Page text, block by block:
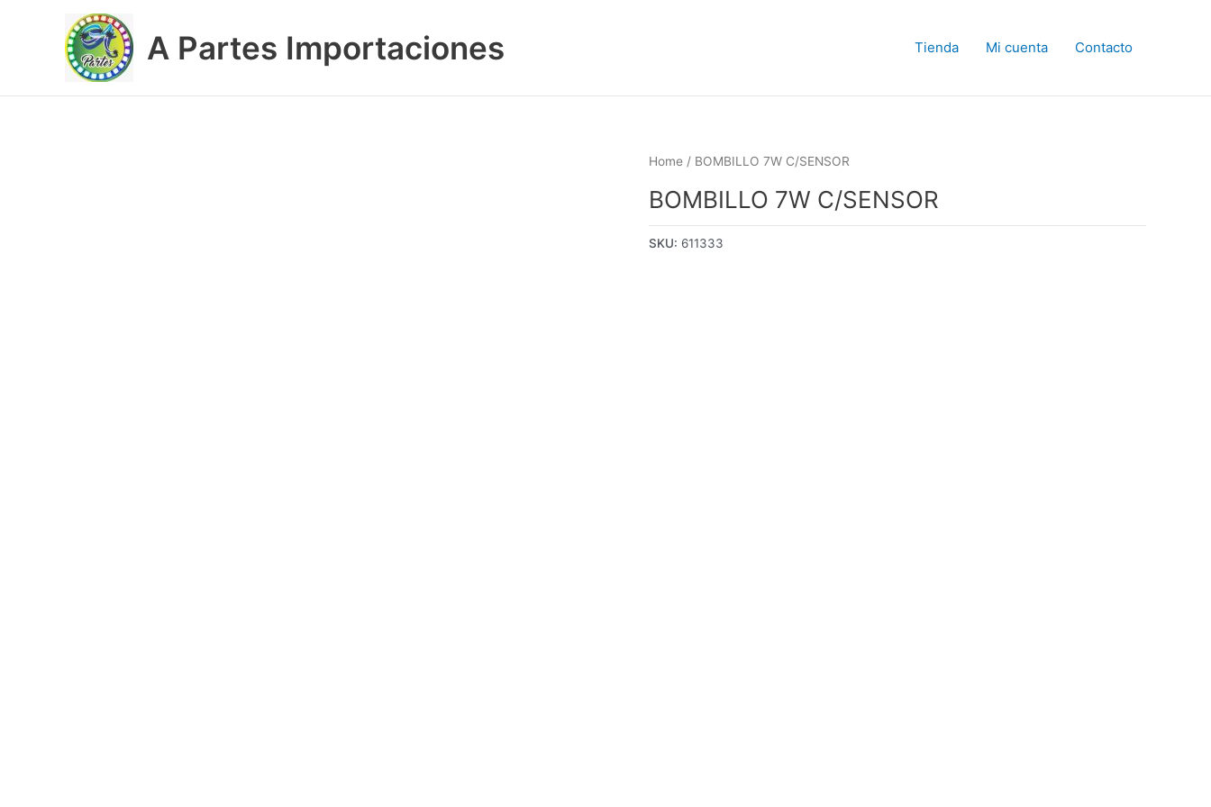
A Partes Importaciones Tienda Mi cuenta Contacto
Home / BOMBILLO 7W C/SENSOR
BOMBILLO 7W C/SENSOR
SKU: 611333